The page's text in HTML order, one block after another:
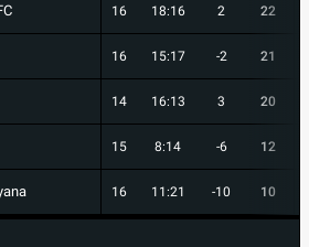
16 18:16 2 22
16 15:17 -2 21
14 16:13 3 20
15 8:14 -6 12
16 11:21 -10 10